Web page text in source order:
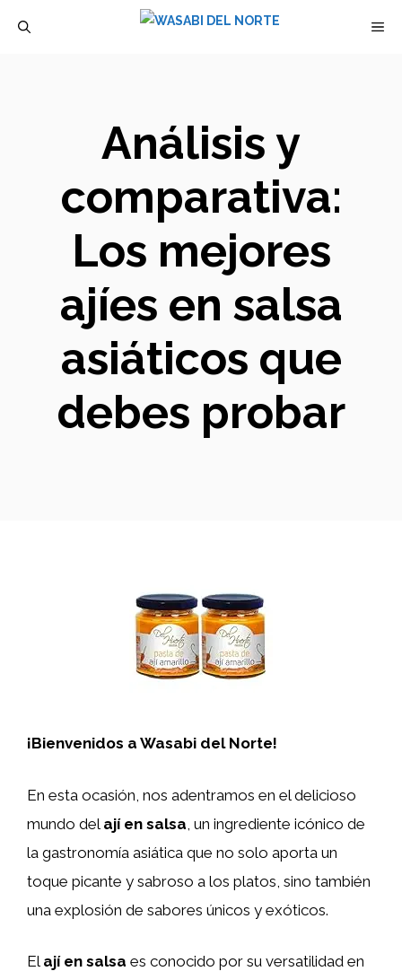
Análisis y
comparativa:
Los mejores
ajíes en salsa
asiáticos que
debes probar
¡Bienvenidos a Wasabi del Norte!
En esta ocasión, nos adentramos en el delicioso
mundo del ají en salsa , un ingrediente icónico de
la gastronomía asiática que no solo aporta un
toque picante y sabroso a los platos, sino también
una explosión de sabores únicos y exóticos.
El ají en salsa es conocido por su versatilidad en